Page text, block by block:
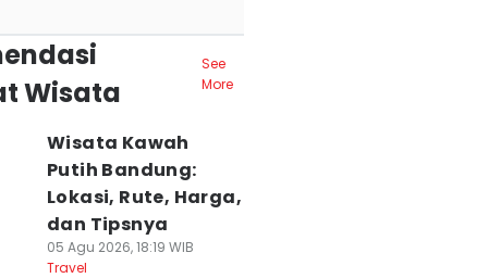
Wisata
See
More
Wisata Kawah
Putih Bandung:
Lokasi, Rute, Harga,
dan Tipsnya
05 Agu 2026, 18:19 WIB
Travel